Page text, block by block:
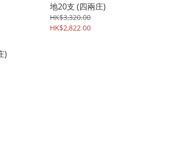
地20支 (四兩庄)
HK$3,320.00
HK$2,822.00